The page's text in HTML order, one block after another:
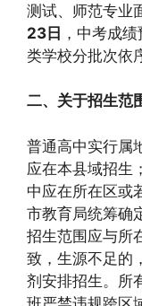
测试、师范专业
23日 ，中考成
类学校分批次依
二、关于招生范
普通高中实行属
应在本县域招生
中应在所在区或
市教育局统筹确
招生范围应与所
致，生源不足的
剂安排招生。所